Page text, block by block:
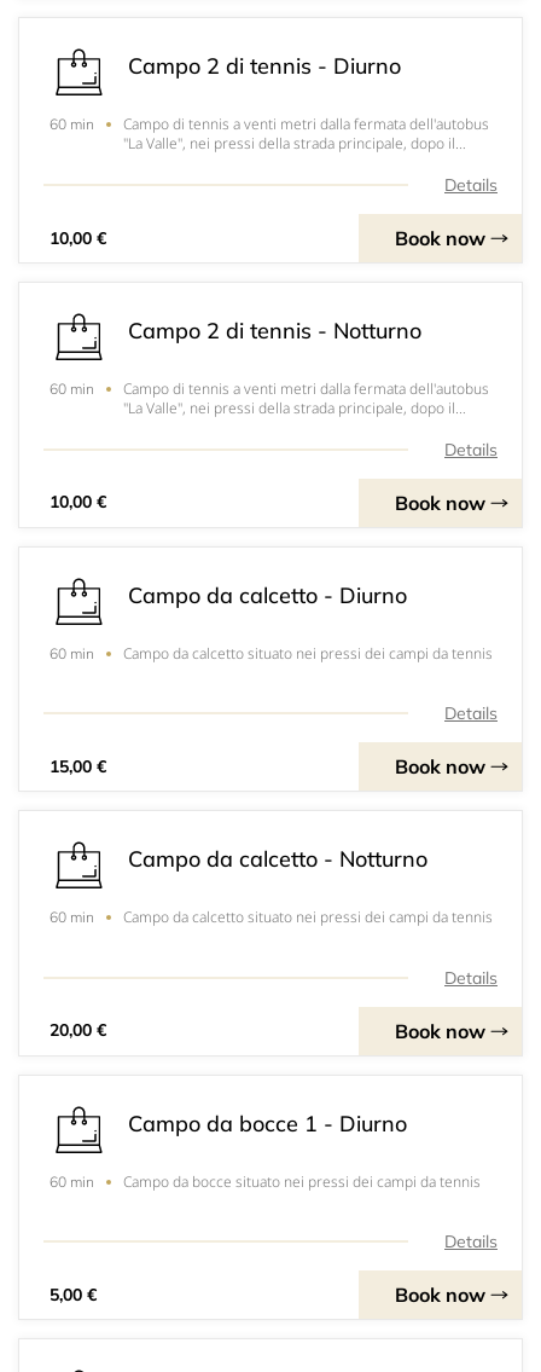
Campo 2 di tennis - Diurno
60 min
Campo di tennis a venti metri dalla fermata dell'autobus
"La Valle", nei pressi della strada principale, dopo il
Details
10,00 € Book now
Campo 2 di tennis - Notturno
60 min
Campo di tennis a venti metri dalla fermata dell'autobus
"La Valle", nei pressi della strada principale, dopo il
Details
10,00 € Book now
Campo da calcetto - Diurno
60 min Campo da calcetto situato nei pressi dei campi da tennis
Details
15,00 € Book now
Campo da calcetto - Notturno
60 min Campo da calcetto situato nei pressi dei campi da tennis
Details
20,00 € Book now
Campo da bocce 1 - Diurno
60 min Campo da bocce situato nei pressi dei campi da tennis
Details
5,00 € Book now